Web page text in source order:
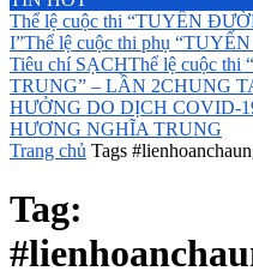
Thể lệ cuộc thi “TUYẾN
I”Thể lệ cuộc thi phụ
Tiêu chí SẠCHThể lệ cuộc
TRUNG” – LẦN 2CHUNG
HƯỞNG DO DỊCH COVID-
HƯƠNG NGHĨA TRUNG
Trang chủ Tags
Tag: